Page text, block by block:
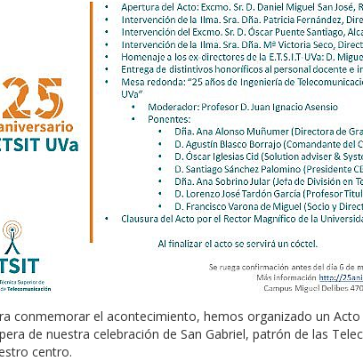
conmemorar el acontecimiento, hemos organizado un
de nuestra celebración de San Gabriel, patrón de las
centro.